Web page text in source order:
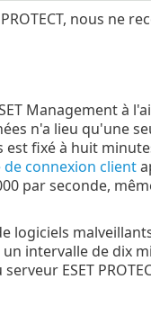
nous ne
Management à
n'a lieu qu'une
fixé à huit
connexion client
par seconde,
logiciels
intervalle de dix
ESET